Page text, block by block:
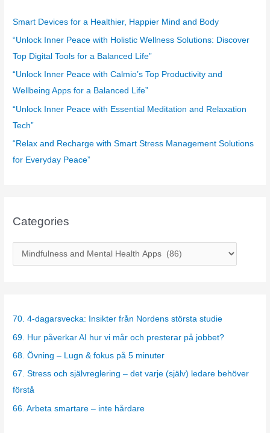
f
o
r
:
Smart Devices for a Healthier, Happier Mind and Body
“Unlock Inner Peace with Holistic Wellness Solutions: Discover
Top Digital Tools for a Balanced Life”
“Unlock Inner Peace with Calmio’s Top Productivity and
Wellbeing Apps for a Balanced Life”
“Unlock Inner Peace with Essential Meditation and Relaxation
Tech”
“Relax and Recharge with Smart Stress Management Solutions
for Everyday Peace”
Categories
a
g
e
s
70. 4-dagarsvecka: Insikter från Nordens största studie
69. Hur påverkar AI hur vi mår och presterar på jobbet?
68. Övning – Lugn & fokus på 5 minuter
67. Stress och självreglering – det varje (själv) ledare behöver
förstå
66. Arbeta smartare – inte hårdare